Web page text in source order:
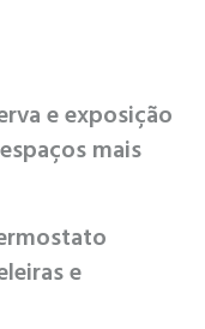
e exposição
mais
e